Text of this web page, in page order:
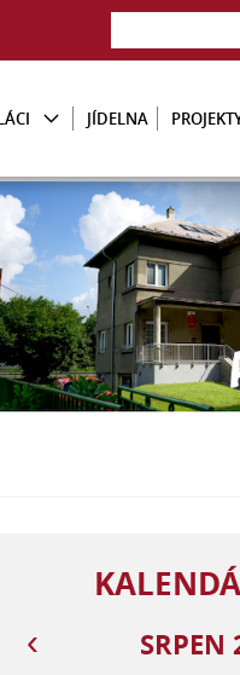
JÍDELNA
SRPEN